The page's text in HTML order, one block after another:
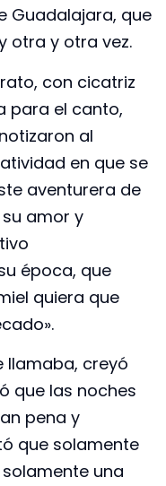
Guadalajara, que
otra y otra vez.
con cicatriz
para el canto,
al
en que se
aventurera de
amor y
época, que
quiera que
llamaba, creyó
que las noches
pena y
que solamente
una